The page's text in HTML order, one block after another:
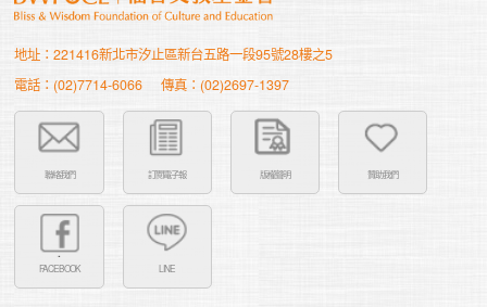
地址：221416新北市汐止區新台五路一段95號28樓之5
電話：(02)7714-6066
傳真：(02)2697-1397
聯絡我們 訂閱電子報 版權聲明 贊助我們
FACEBOOK LINE